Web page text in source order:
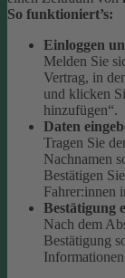
So funktioniert’s:
Einloggen
Melden Sie
Vertrag, in
und klicken
hinzufügen“.
Daten
Tragen Sie
Nachnamen
Bestätigen
Fahrer:innen
Bestätigung
Nach dem
Bestätigung